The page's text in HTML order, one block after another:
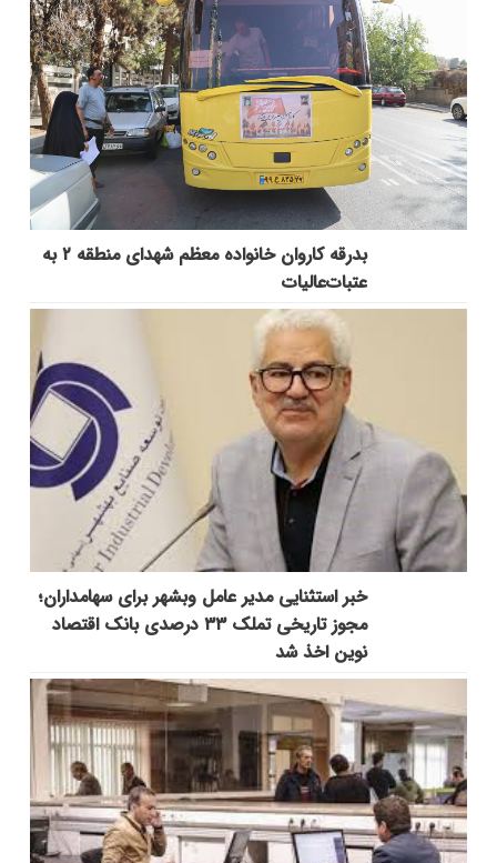
بدرقه کاروان خانواده معظم شهدای منطقه ۲ به
عتبات‌عالیات
خبر استثنایی مدیر عامل وبشهر برای سهامداران؛
مجوز تاریخی تملک ۳۳ درصدی بانک اقتصاد
نوین اخذ شد